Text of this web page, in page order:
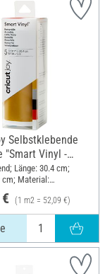
Selbstklebende
"Smart Vinyl -
Removable
Länge: 30.4 cm;
cm; Material:
(1 m2 = 52,09 €)